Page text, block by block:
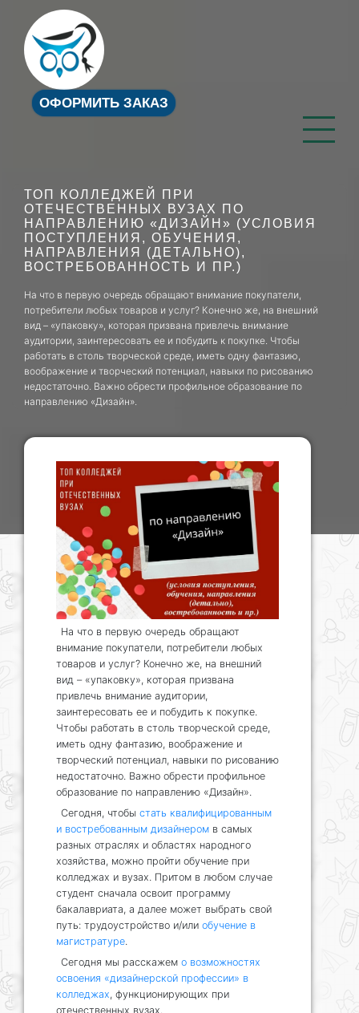
ОФОРМИТЬ ЗАКАЗ
ТОП КОЛЛЕДЖЕЙ ПРИ
ОТЕЧЕСТВЕННЫХ ВУЗАХ ПО
НАПРАВЛЕНИЮ «ДИЗАЙН» (УСЛОВИЯ
ПОСТУПЛЕНИЯ, ОБУЧЕНИЯ,
НАПРАВЛЕНИЯ (ДЕТАЛЬНО),
ВОСТРЕБОВАННОСТЬ И ПР.)
На что в первую очередь обращают внимание покупатели,
потребители любых товаров и услуг? Конечно же, на внешний
вид – «упаковку», которая призвана привлечь внимание
аудитории, заинтересовать ее и побудить к покупке. Чтобы
работать в столь творческой среде, иметь одну фантазию,
воображение и творческий потенциал, навыки по рисованию
недостаточно. Важно обрести профильное образование по
направлению «Дизайн».
На что в первую очередь обращают
внимание покупатели, потребители любых
товаров и услуг? Конечно же, на внешний
вид – «упаковку», которая призвана
привлечь внимание аудитории,
заинтересовать ее и побудить к покупке.
Чтобы работать в столь творческой среде,
иметь одну фантазию, воображение и
творческий потенциал, навыки по рисованию
недостаточно. Важно обрести профильное
образование по направлению «Дизайн».
Сегодня, чтобы стать квалифицированным
и востребованным дизайнером в самых
разных отраслях и областях народного
хозяйства, можно пройти обучение при
колледжах и вузах. Притом в любом случае
студент сначала освоит программу
бакалавриата, а далее может выбрать свой
путь: трудоустройство и/или обучение в
магистратуре.
Сегодня мы расскажем о возможностях
освоения «дизайнерской профессии» в
колледжах, функционирующих при
отечественных вузах.